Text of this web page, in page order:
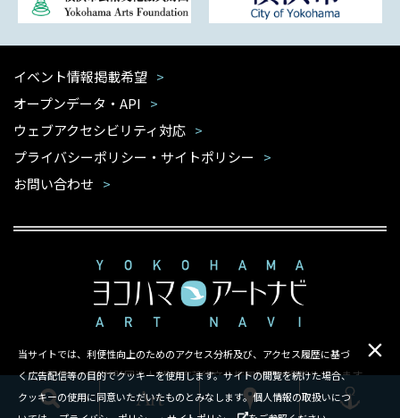
当サイトでは、利便性向上のためのアクセス分析及び、アクセス履歴に基づ
く広告配信等の目的でクッキーを使用します。サイトの閲覧を続けた場合、
クッキーの使用に同意いただいたものとみなします。個人情報の取扱いにつ
イベント情報掲載希望
オープンデータ・API
ウェブアクセシビリティ対応
プライバシーポリシー・サイトポリシー
お問い合わせ
本サイトは公益財団法人 横浜市芸術文化振興財団が運営しています
Copyright ©Yokohama Arts Foundation.All rights reserved.